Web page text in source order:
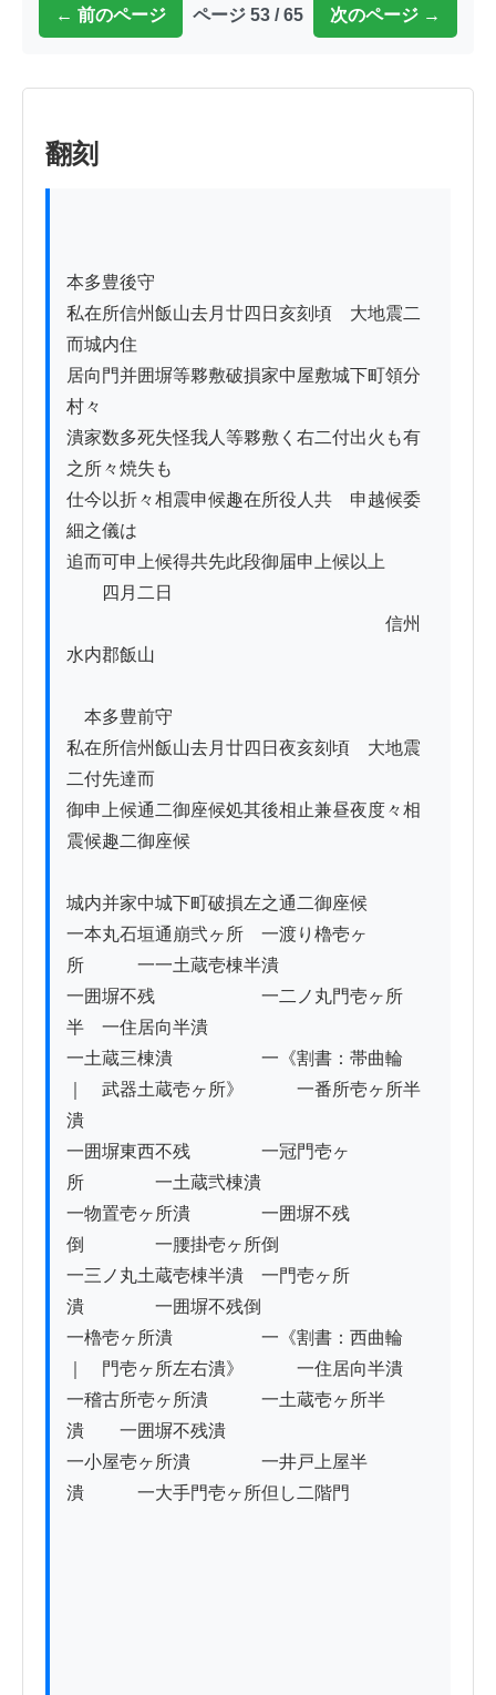
← 前のページ ページ 53 / 65 次のページ →
翻刻
本多豊後守
私在所信州飯山去月廿四日亥刻頃ゟ大地震二
而城内住
居向門并囲塀等夥敷破損家中屋敷城下町領分
村々
潰家数多死失怪我人等夥敷く右二付出火も有
之所々焼失も
仕今以折々相震申候趣在所役人共ゟ申越候委
細之儀は
追而可申上候得共先此段御届申上候以上
四月二日
信州
水内郡飯山
本多豊前守
私在所信州飯山去月廿四日夜亥刻頃ゟ大地震
二付先達而
御申上候通二御座候処其後相止兼昼夜度々相
震候趣二御座候
城内并家中城下町破損左之通二御座候
一本丸石垣通崩弐ヶ所　一渡り櫓壱ヶ
所　　　一一土蔵壱棟半潰
一囲塀不残　　　　　　一二ノ丸門壱ヶ所
半　一住居向半潰
一土蔵三棟潰　　　　　一《割書：帯曲輪
｜　武器土蔵壱ヶ所》　　　一番所壱ヶ所半
潰
一囲塀東西不残　　　　一冠門壱ヶ
所　　　　一土蔵弐棟潰
一物置壱ヶ所潰　　　　一囲塀不残
倒　　　　一腰掛壱ヶ所倒
一三ノ丸土蔵壱棟半潰　一門壱ヶ所
潰　　　　一囲塀不残倒
一櫓壱ヶ所潰　　　　　一《割書：西曲輪
｜　門壱ヶ所左右潰》　　　一住居向半潰
一稽古所壱ヶ所潰　　　一土蔵壱ヶ所半
潰　　一囲塀不残潰
一小屋壱ヶ所潰　　　　一井戸上屋半
潰　　　一大手門壱ヶ所但し二階門